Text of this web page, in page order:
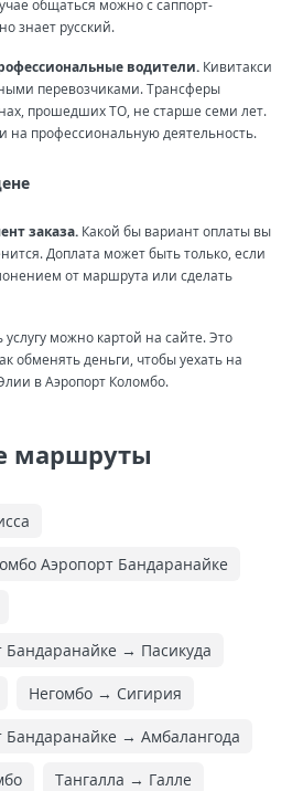
общаться можно с саппорт-
знает русский.
водители. Кивитакси
перевозчиками. Трансферы
прошедших ТО, не старше семи лет.
профессиональную деятельность.
заказа. Какой бы вариант оплаты вы
Доплата может быть только, если
от маршрута или сделать
услугу можно картой на сайте. Это
обменять деньги, чтобы уехать на
в Аэропорт Коломбо.
маршруты
Аэропорт Бандаранайке
Бандаранайке → Пасикуда
Негомбо → Сигирия
Бандаранайке → Амбалангода
Тангалла → Галле